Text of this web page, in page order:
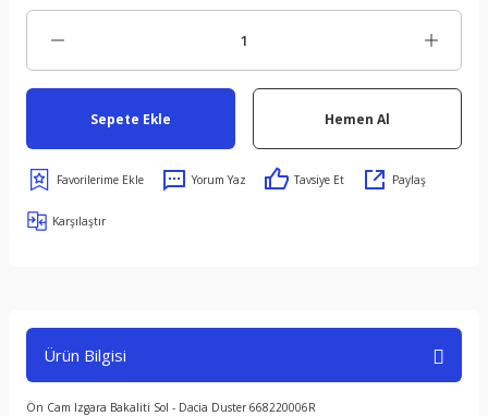
Sepete Ekle Hemen Al
Yorum Yaz Tavsiye Et Paylaş
Karşılaştır
Ürün Bilgisi
Ön Cam Izgara Bakaliti Sol - Dacia Duster 668220006R